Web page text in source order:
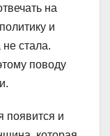
на
и
стала.
поводу
появится и